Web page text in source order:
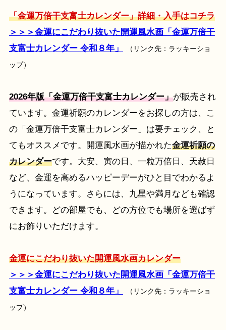
「金運万倍干支富士カレンダー」詳細・入手はコチラ
＞＞＞金運にこだわり抜いた開運風水画「金運万倍干
支富士カレンダー 令和８年」
（リンク先：ラッキーショ
ップ）
2026年版「金運万倍干支富士カレンダー」が販売され
ています。金運祈願のカレンダーをお探しの方は、こ
の「金運万倍干支富士カレンダー」は要チェック、と
てもオススメです。開運風水画が描かれた金運祈願の
カレンダーです。大安、寅の日、一粒万倍日、天赦日
など、金運を高めるハッピーデーがひと目でわかるよ
うになっています。さらには、九星や満月なども確認
できます。どの部屋でも、どの方位でも場所を選ばず
にお飾りいただけます。
金運にこだわり抜いた開運風水画カレンダー
＞＞＞金運にこだわり抜いた開運風水画「金運万倍干
支富士カレンダー 令和８年」
（リンク先：ラッキーショ
ップ）